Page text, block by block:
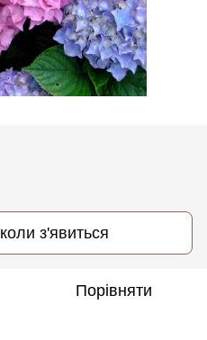
з'явиться
Порівняти